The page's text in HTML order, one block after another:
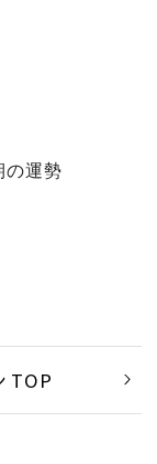
の運勢
TOP